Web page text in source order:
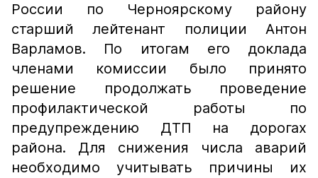
России по Черноярскому району
старший лейтенант полиции Антон
Варламов. По итогам его доклада
членами комиссии было принято
решение продолжать проведение
профилактической работы по
предупреждению ДТП на дорогах
района. Для снижения числа аварий
необходимо учитывать причины их